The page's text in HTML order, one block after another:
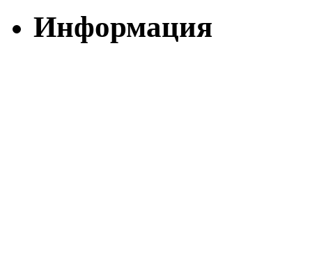
Информация